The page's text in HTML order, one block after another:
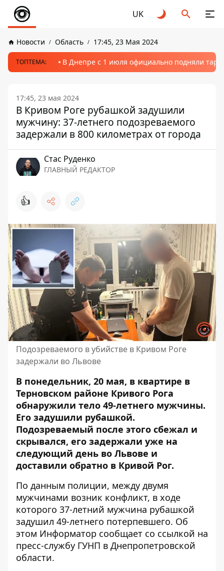
UK
Новости Область 17:45, 23 Мая 2024
ТОПТЕМА: В Днепре с 1 июля официально подняли
17:45, 23 мая 2024
В Кривом Роге рубашкой задушили
мужчину: 37-летнего подозреваемого
задержали в 800 километрах от города
Стаc Руденко
ГЛАВНЫЙ РЕДАКТОР
👍
Подозреваемого в убийстве в Кривом Роге
задержали во Львове
В понедельник, 20 мая, в квартире в
Терновском районе Кривого Рога
обнаружили тело 49-летнего мужчины.
Его задушили рубашкой.
Подозреваемый после этого сбежал и
скрывался, его задержали уже на
следующий день во Львове и
доставили обратно в Кривой Рог.
По данным полиции, между двумя
мужчинами возник конфликт, в ходе
которого 37-летний мужчина рубашкой
задушил 49-летнего потерпевшего. Об
этом Информатор сообщает со ссылкой на
пресс-службу ГУНП в Днепропетровской
области.